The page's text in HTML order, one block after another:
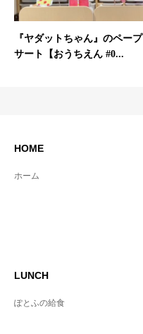
『ヤダットちゃん』のペープ
サート【おうちえん #0...
HOME
ホーム
LUNCH
ぽとふの給食